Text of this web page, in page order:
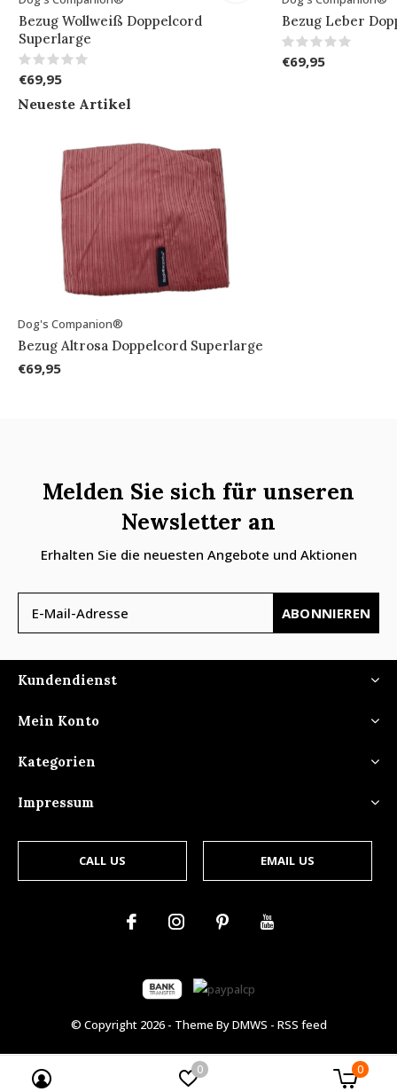
Bezug Wollweiß Doppelcord
Superlarge
€69,95
Bezug Leber
€69,95
Neueste Artikel
Dog's Companion®
Bezug Altrosa Doppelcord Superlarge
€69,95
Melden Sie sich für unseren
Newsletter an
Erhalten Sie die neuesten Angebote und Aktionen
ABONNIEREN
Kundendienst
Mein Konto
Kategorien
Impressum
CALL US EMAIL US
© Copyright 2026- Theme ByDMWS - RSS feed
0 0